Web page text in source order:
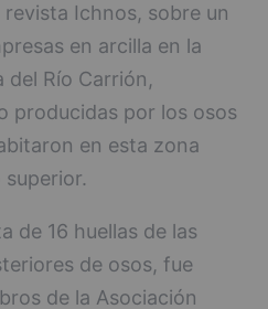
Ichnos, sobre un
en arcilla en la
del Río Carrión,
producidas por los osos
en esta zona
de 16 huellas de las
de osos, fue
de la Asociación